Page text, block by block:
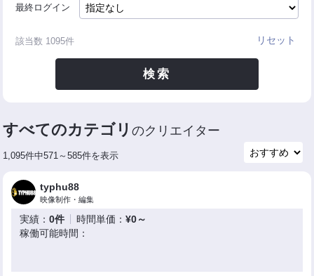
最終ログイン
該当数 1095件 リセット
検索
すべてのカテゴリのクリエイター
1,095件中571～585件を表示
typhu88
映像制作・編集
実績：0件 時間単価：¥0～
稼働可能時間：